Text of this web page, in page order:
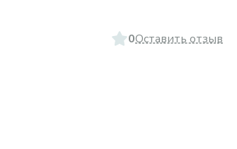
0Оставить отзыв